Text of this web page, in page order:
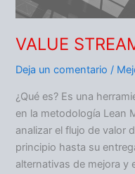
VALUE
Deja un comentario /
¿Qué es? Es una
en la metodología Lean
analizar el flujo de valor
principio hasta su
alternativas de mejora y